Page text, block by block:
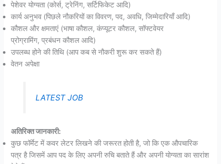
पेशेवर योग्यता (कोर्स, ट्रेनिंग, सर्टिफिकेट आदि)
कार्य अनुभव (पिछले नौकरियों का विवरण, पद, अवधि, जिम्मेदारियाँ आदि)
कौशल और क्षमताएं (भाषा कौशल, कंप्यूटर कौशल, सॉफ्टवेयर
प्रोग्रामिंग, प्रबंधन कौशल आदि)
उपलब्ध होने की तिथि (आप कब से नौकरी शुरू कर सकते हैं)
वेतन अपेक्षा
LATEST JOB
अतिरिक्त जानकारी:
कुछ फॉर्मेट में कवर लेटर लिखने की जरूरत होती है, जो कि एक औपचारिक
पत्र है जिसमें आप पद के लिए अपनी रुचि बताते हैं और अपनी योग्यता का सारांश